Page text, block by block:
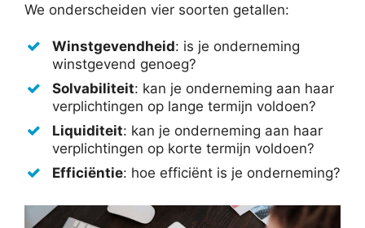
We onderscheiden vier soorten getallen:
Winstgevendheid: is je onderneming
winstgevend genoeg?
Solvabiliteit: kan je onderneming aan haar
verplichtingen op lange termijn voldoen?
Liquiditeit: kan je onderneming aan haar
verplichtingen op korte termijn voldoen?
Efficiëntie: hoe efficiënt is je onderneming?